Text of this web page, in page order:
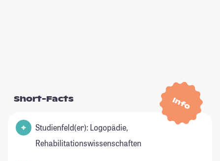
Info
Short-Facts
Studienfeld(er): Logopädie,
Rehabilitationswissenschaften